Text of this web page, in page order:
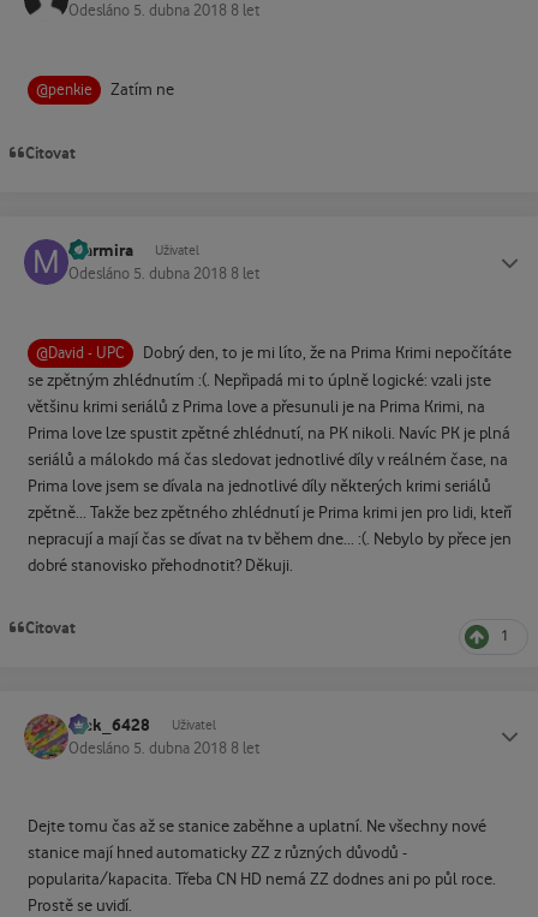
Odesláno 5. dubna 2018 8 let
@penkie Zatím ne
Citovat
marmira Uživatel
Odesláno 5. dubna 2018 8 let
@David - UPC
Dobrý den, to je mi líto, že na Prima Krimi nepočítáte
se zpětným zhlédnutím :(. Nepřipadá mi to úplně logické: vzali jste
většinu krimi seriálů z Prima love a přesunuli je na Prima Krimi, na
Prima love lze spustit zpětné zhlédnutí, na PK nikoli. Navíc PK je plná
seriálů a málokdo má čas sledovat jednotlivé díly v reálném čase, na
Prima love jsem se dívala na jednotlivé díly některých krimi seriálů
zpětně... Takže bez zpětného zhlédnutí je Prima krimi jen pro lidi, kteří
nepracují a mají čas se dívat na tv během dne... :(. Nebylo by přece jen
dobré stanovisko přehodnotit? Děkuji.
Citovat 1
Jack_6428 Uživatel
Odesláno 5. dubna 2018 8 let
Dejte tomu čas až se stanice zaběhne a uplatní. Ne všechny nové
stanice mají hned automaticky ZZ z různých důvodů -
popularita/kapacita. Třeba CN HD nemá ZZ dodnes ani po půl roce.
Prostě se uvidí.